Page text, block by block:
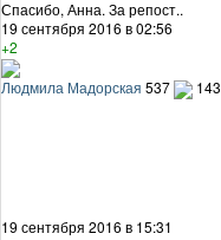
Спасибо, Анна. За репост..
19 сентября 2016 в 02:56
+2
Людмила Мадорская 537
19 сентября 2016 в 15:31